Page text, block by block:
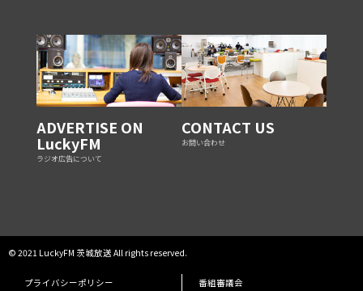
ADVERTISE ON
LuckyFM
ラジオ広告について
CONTACT US
お問い合わせ
© 2021 LuckyFM 茨城放送 All rights reserved.
プライバシーポリシー 番組審議会